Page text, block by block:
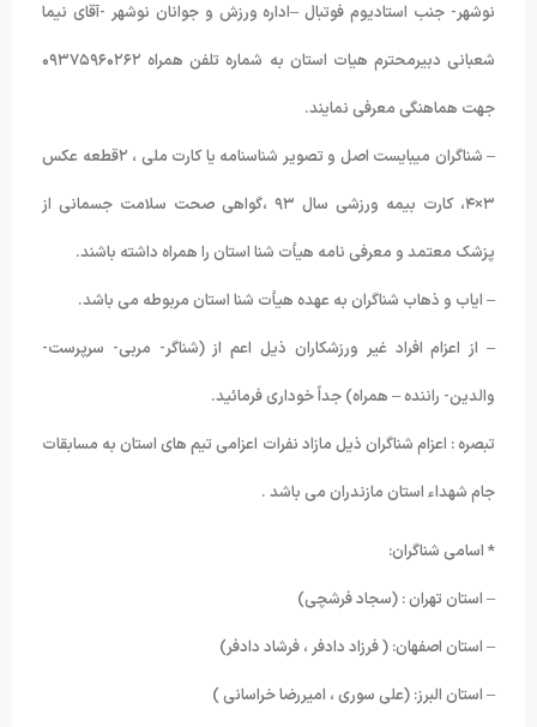
نوشهر- جنب استادیوم فوتبال –اداره ورزش و جوانان نوشهر -آقای نیما
شعبانی دبیرمحترم هیات استان به شماره تلفن همراه ۰۹۳۷۵۹۶۰۲۶۲
جهت هماهنگی معرفی نمایند.
– شناگران میبایست اصل و تصویر شناسنامه یا کارت ملی ، ۲قطعه عکس
۳×۴، کارت بیمه ورزشی سال ۹۳ ،گواهی صحت سلامت جسمانی از
پزشک معتمد و معرفی نامه هیأت شنا استان را همراه داشته باشند.
– ایاب و ذهاب شناگران به عهده هیأت شنا استان مربوطه می باشد.
– از اعزام افراد غیر ورزشکاران ذیل اعم از (شناگر- مربی- سرپرست-
والدین- راننده – همراه) جداً خوداری فرمائید.
تبصره : اعزام شناگران ذیل مازاد نفرات اعزامی تیم های استان به مسابقات
جام شهداء استان مازندران می باشد .
* اسامی شناگران:
– استان تهران : (سجاد فرشچی)
– استان اصفهان: ( فرزاد دادفر ، فرشاد دادفر)
– استان البرز: (علی سوری ، امیررضا خراسانی )